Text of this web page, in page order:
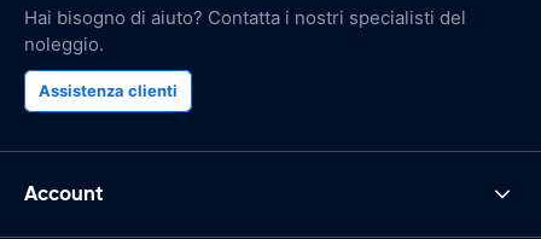
Hai bisogno di aiuto? Contatta i nostri specialisti del
noleggio.
Assistenza clienti
Account